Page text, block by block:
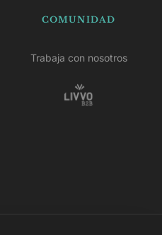
COMUNIDAD
Trabaja con nosotros